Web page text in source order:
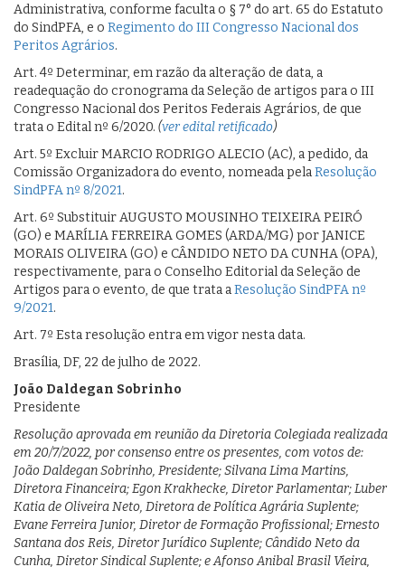
Administrativa, conforme faculta o § 7° do art. 65 do Estatuto
do SindPFA, e o Regimento do III Congresso Nacional dos
Peritos Agrários.
Art. 4º Determinar, em razão da alteração de data, a
readequação do cronograma da Seleção de artigos para o III
Congresso Nacional dos Peritos Federais Agrários, de que
trata o Edital nº 6/2020. (ver edital retificado)
Art. 5º Excluir MARCIO RODRIGO ALECIO (AC), a pedido, da
Comissão Organizadora do evento, nomeada pelaResolução
SindPFA nº 8/2021.
Art. 6º Substituir AUGUSTO MOUSINHO TEIXEIRA PEIRÓ
(GO) e MARÍLIA FERREIRA GOMES (ARDA/MG) por JANICE
MORAIS OLIVEIRA (GO) e CÂNDIDO NETO DA CUNHA (OPA),
respectivamente, para o Conselho Editorial da Seleção de
Artigos para o evento, de que trata aResolução SindPFA nº
9/2021.
Art. 7º Esta resolução entra em vigor nesta data.
Brasília, DF, 22 de julho de 2022.
João Daldegan Sobrinho
Presidente
Resolução aprovada em reunião da Diretoria Colegiada realizada
em 20/7/2022, por consenso entre os presentes, com votos de:
João Daldegan Sobrinho, Presidente; Silvana Lima Martins,
Diretora Financeira; Egon Krakhecke, Diretor Parlamentar; Luber
Katia de Oliveira Neto, Diretora de Política Agrária Suplente;
Evane Ferreira Junior, Diretor de Formação Profissional; Ernesto
Santana dos Reis, Diretor Jurídico Suplente; Cândido Neto da
Cunha, Diretor Sindical Suplente; e Afonso Anibal Brasil Vieira,